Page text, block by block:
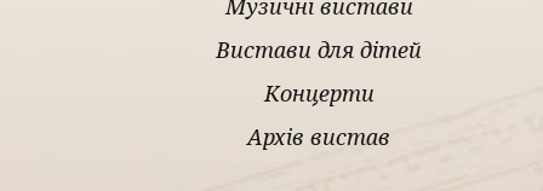
Музичні вистави
Вистави для дітей
Концерти
Архів вистав